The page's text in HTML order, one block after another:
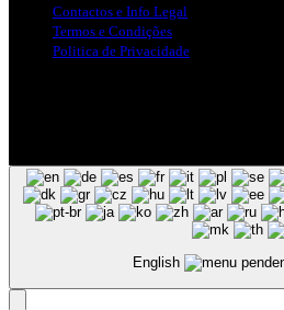
Contactos e Info Legal
Termos e Condições
Politica de Privacidade
English